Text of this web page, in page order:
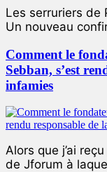
Les serruriers de
Un nouveau
Comment le
Sebban, s’est
infamies
Alors que j’ai
de Jforum à